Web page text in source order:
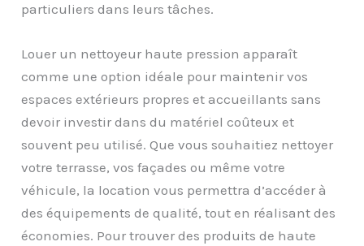
particuliers dans leurs tâches.
Louer un nettoyeur haute pression apparaît
comme une option idéale pour maintenir vos
espaces extérieurs propres et accueillants sans
devoir investir dans du matériel coûteux et
souvent peu utilisé. Que vous souhaitiez nettoyer
votre terrasse, vos façades ou même votre
véhicule, la location vous permettra d’accéder à
des équipements de qualité, tout en réalisant des
économies. Pour trouver des produits de haute